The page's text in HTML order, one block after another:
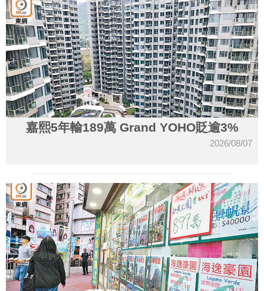
嘉熙5年輸189萬 Grand YOHO貶逾3%
2026/08/07